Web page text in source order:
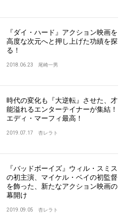
『ダイ・ハード』アクション映画を
高度な次元へと押し上げた功績を探
る！
2018.06.23 尾崎一男
時代の変化も『大逆転』させた、才
能溢れるエンターテイナーが集結！
エディ・マーフィ最高！
2019.07.17 杏レラト
『バッドボーイズ』ウィル・スミス
の初主演、マイケル・ベイの初監督
を飾った、新たなアクション映画の
幕開け
2019.09.05 杏レラト